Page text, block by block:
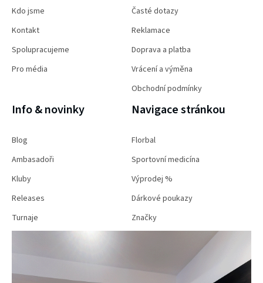
Kdo jsme
Kontakt
Spolupracujeme
Pro média
Časté dotazy
Reklamace
Doprava a platba
Vrácení a výměna
Obchodní podmínky
Info & novinky
Blog
Ambasadoři
Kluby
Releases
Turnaje
Navigace stránkou
Florbal
Sportovní medicína
Výprodej %
Dárkové poukazy
Značky